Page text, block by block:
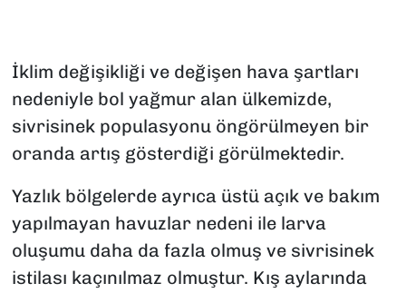
İklim değişikliği ve değişen hava şartları
nedeniyle bol yağmur alan ülkemizde,
sivrisinek populasyonu öngörülmeyen bir
oranda artış gösterdiği görülmektedir.
Yazlık bölgelerde ayrıca üstü açık ve bakım
yapılmayan havuzlar nedeni ile larva
oluşumu daha da fazla olmuş ve sivrisinek
istilası kaçınılmaz olmuştur. Kış aylarında
SAĞLIK
SPOR
YAŞAM
YEREL YÖNETİMLER